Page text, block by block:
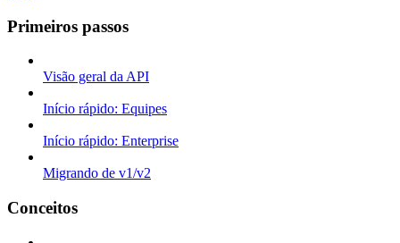
Primeiros passos
Visão geral da API
Início rápido: Equipes
Início rápido: Enterprise
Migrando de v1/v2
Conceitos